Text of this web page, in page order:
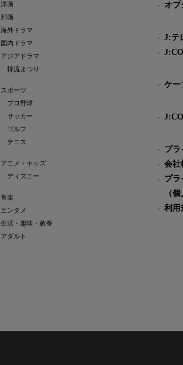
洋画
邦画
海外ドラマ
国内ドラマ
アジアドラマ
韓流まつり
スポーツ
プロ野球
サッカー
ゴルフ
テニス
アニメ・キッズ
ディズニー
音楽
エンタメ
生活・趣味・教養
アダルト
オプ
J:テ
ケー
プラ
会社
プラ
（
利用